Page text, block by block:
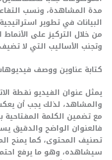
مدة المشاهدة، ونسب
البيانات في تطوير
من خلال التركيز على
وتجنب الأساليب التي لا
كتابة عناوين ووصف
يمثل عنوان الفيديو نقطة
والمشاهد، لذلك يجب أن
مع تضمين الكلمة
فالعنوان الواضح والدقيق
تصنيف المحتوى، كما يمنح
سيشاهده، وهو ما يرفع